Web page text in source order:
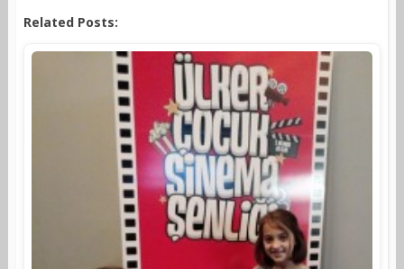
Related Posts: